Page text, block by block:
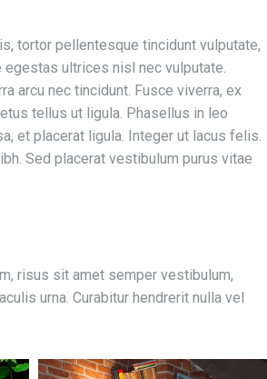
tortor pellentesque tincidunt vulputate,
ultrices nisl nec vulputate.
arcu nec tincidunt. Fusce viverra, ex
tellus ut ligula. Phasellus in leo
et placerat ligula. Integer ut lacus felis.
Sed placerat vestibulum purus vitae
risus sit amet semper vestibulum,
urna. Curabitur hendrerit nulla vel